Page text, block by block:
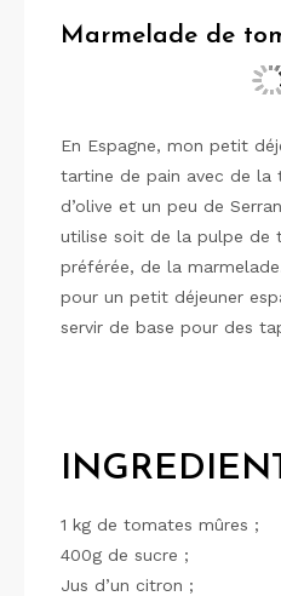
Marmelade de
En Espagne, mon petit
tartine de pain avec de la
d’olive et un peu de
utilise soit de la pulpe de
préférée, de la
pour un petit déjeuner
servir de base pour des
1 kg de tomates mûres ;
400g de sucre ;
Jus d’un citron ;